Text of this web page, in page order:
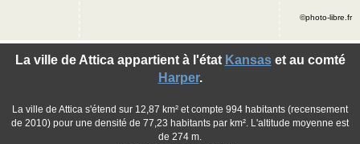
La ville de Attica appartient à l'état Kansaset au comté
Harper.
La ville de Attica s'étend sur 12,87 km² et compte 994 habitants (recensement
de 2010) pour une densité de 77,23 habitants par km². L'altitude moyenne est
de 274 m.
©photo-libre.fr